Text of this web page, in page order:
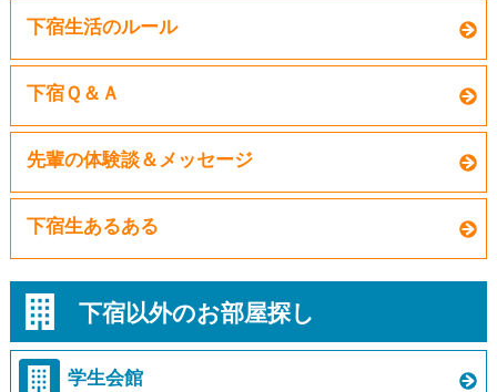
下宿生活のルール
下宿Ｑ＆Ａ
先輩の体験談＆メッセージ
下宿生あるある
下宿以外のお部屋探し
学生会館